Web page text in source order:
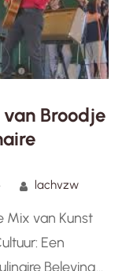
Broodje
lachvzw
Mix van Kunst
Een
Beleving